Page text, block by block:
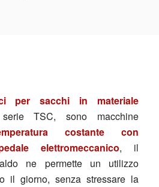
per sacchi in materiale
TSC, sono macchine
costante con
elettromeccanico, il
ne permette un utilizzo
il giorno, senza stressare la